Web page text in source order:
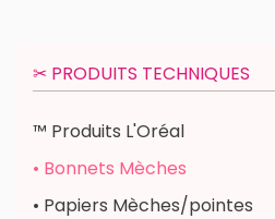
✂︎ PRODUITS TECHNIQUES
™ Produits L'Oréal
• Bonnets Mèches
• Papiers Mèches/pointes